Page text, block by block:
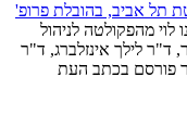
תל אביב, בהובלת פרופ'
מהפקולטה לניהול
לילך אינזלברג, ד"ר
פורסם בכתב העת